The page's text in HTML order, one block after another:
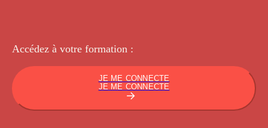
Accédez à votre formation :
JE ME CONNECTE
JE ME CONNECTE